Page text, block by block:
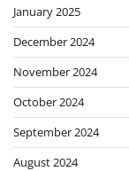
January 2025
December 2024
November 2024
October 2024
September 2024
August 2024